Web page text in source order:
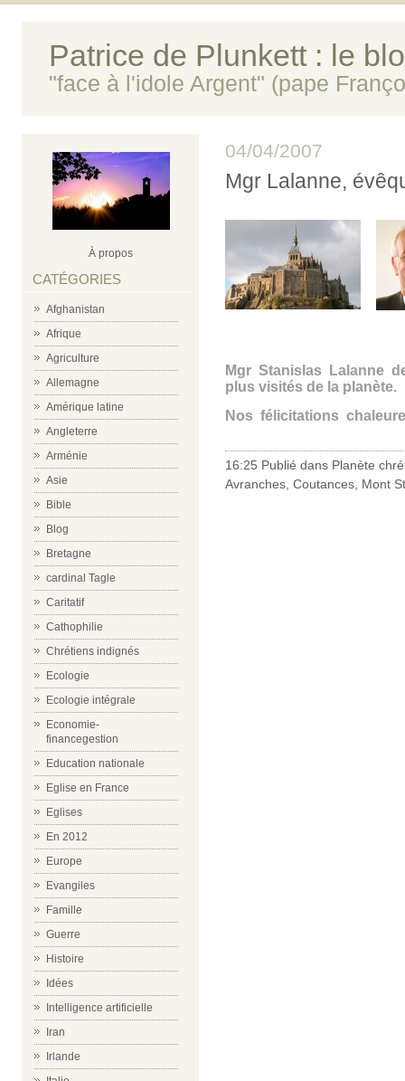
Patrice de Plunkett : le
"face à l'idole Argent" (pape
À propos
CATÉGORIES
Afghanistan
Afrique
Agriculture
Allemagne
Amérique latine
Angleterre
Arménie
Asie
Bible
Blog
Bretagne
cardinal Tagle
Caritatif
Cathophilie
Chrétiens indignés
Ecologie
Ecologie intégrale
Economie-
financegestion
Education nationale
Eglise en France
Eglises
En 2012
Europe
Evangiles
Famille
Guerre
Histoire
Idées
Intelligence artificielle
Iran
Irlande
04/04/2007
Mgr Lalanne,
Mgr Stanislas Lalanne
plus visités de la planète.
Nos félicitations
16:25 Publié dans Planète
Avranches Coutances Mont